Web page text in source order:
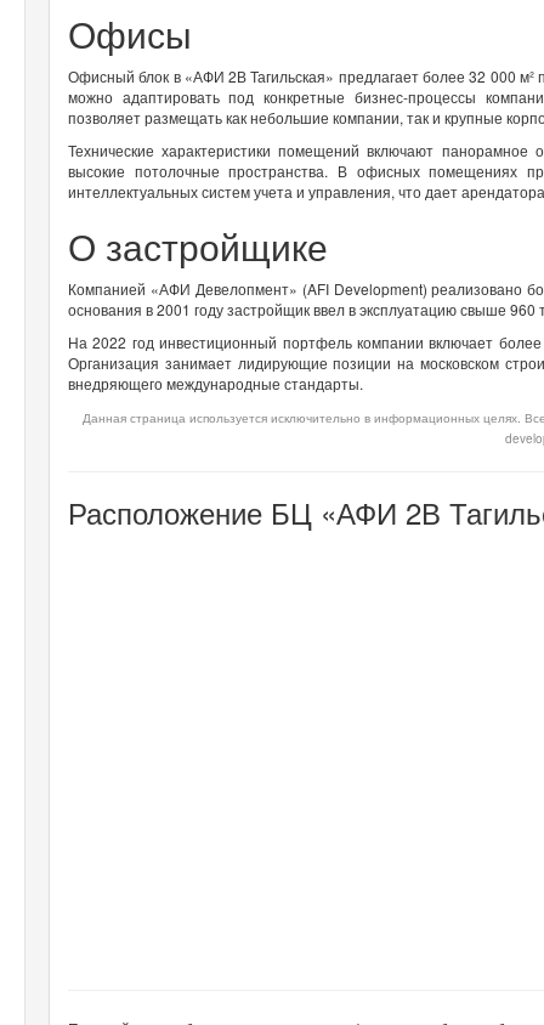
Офисы
Офисный блок в «АФИ 2В Тагильская» предлагает более 32 000
можно адаптировать под конкретные бизнес-процессы
позволяет размещать как небольшие компании, так и крупные
Технические характеристики помещений включают
высокие потолочные пространства. В офисных помещениях
интеллектуальных систем учета и управления, что дает
О застройщике
Компанией «АФИ Девелопмент» (AFI Development) реализовано
основания в 2001 году застройщик ввел в эксплуатацию свыше 960
На 2022 год инвестиционный портфель компании включает
Организация занимает лидирующие позиции на московском
внедряющего международные стандарты.
Данная страница используется исключительно в информационных целях.
Расположение БЦ «АФИ 2В